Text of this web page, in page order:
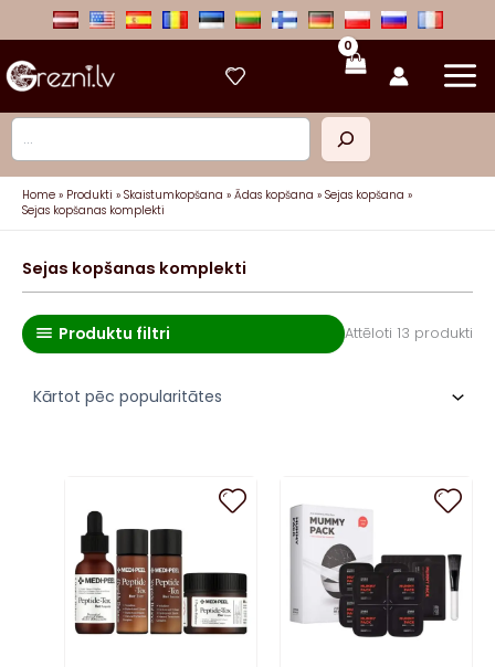
Meklēt
Home Produkti Skaistumkopšana Ādas kopšana
Sejas kopšana
Sejas kopšanas komplekti
Sejas kopšanas komplekti
Produktu filtri Attēloti 13 produkti